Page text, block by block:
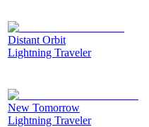
Distant Orbit
Lightning Traveler
New Tomorrow
Lightning Traveler